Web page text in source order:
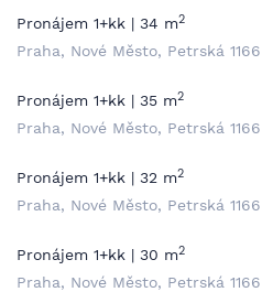
Pronájem 1+kk | 34 m2
Praha, Nové Město, Petrská 1166
Pronájem 1+kk | 35 m2
Praha, Nové Město, Petrská 1166
Pronájem 1+kk | 32 m2
Praha, Nové Město, Petrská 1166
Pronájem 1+kk | 30 m2
Praha, Nové Město, Petrská 1166